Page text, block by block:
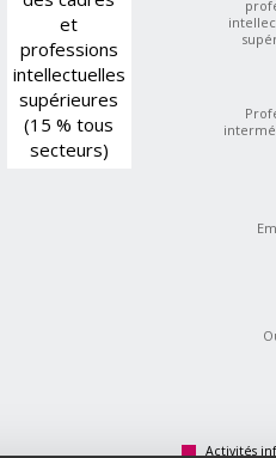
et
professions
intellectuelles
supérieures
(15 % tous
secteurs)
Activités